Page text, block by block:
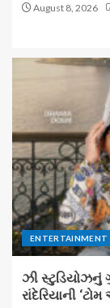
August 8, 2026
ENTERTAINMENT
ઝી સ્ટુડિયોઝનું
રાંદેરિયાની